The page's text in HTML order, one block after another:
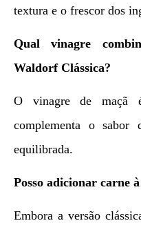
textura e o frescor dos
Qual vinagre
Waldorf Clássica?
O vinagre de maçã
complementa o sabor
equilibrada.
Posso adicionar carne
Embora a versão